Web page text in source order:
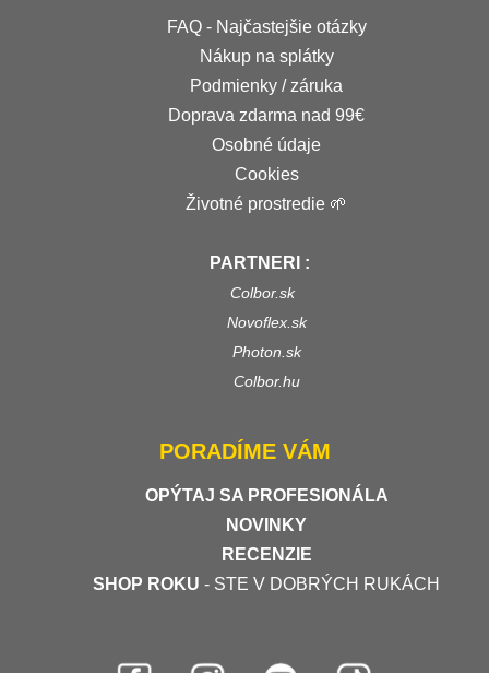
FAQ - Najčastejšie otázky
Nákup na splátky
Podmienky / záruka
Doprava zdarma nad 99€
Osobné údaje
Cookies
Životné prostredie 🌱
PARTNERI :
Colbor.sk
Novoflex.sk
Photon.sk
Colbor.hu
PORADÍME VÁM
OPÝTAJ SA PROFESIONÁLA
NOVINKY
RECENZIE
SHOP ROKU - STE V DOBRÝCH RUKÁCH